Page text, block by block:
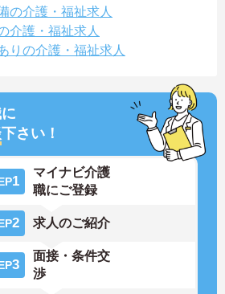
の介護・福祉求人
介護・福祉求人
りの介護・福祉求人
下さい！
1
マイナビ介護
職にご登録
2 求人のご紹介
3
面接・条件交
渉